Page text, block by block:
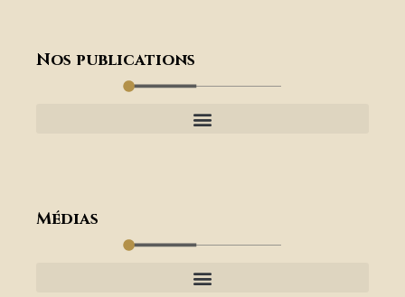
Nos publications
Médias